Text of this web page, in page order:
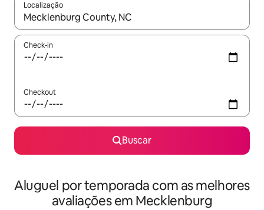
Localização
Quando os resultados estiverem disponíveis, explore-os
Check-in
Checkout
Buscar
Aluguel por temporada com as melhores
avaliações em Mecklenburg